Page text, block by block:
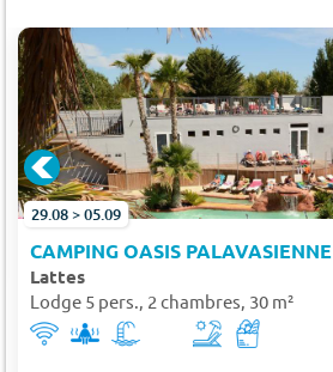
29.08 > 05.09
CAMPING OASIS PALAVASIENNE
Lattes
Lodge 5 pers., 2 chambres, 30 m²